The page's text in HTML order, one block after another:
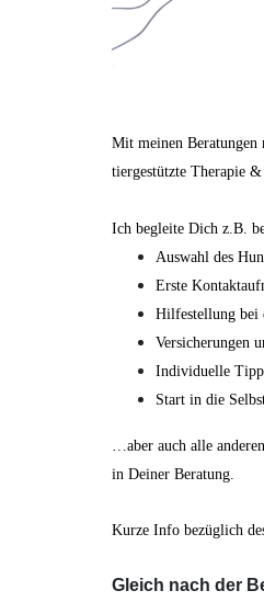
Mit meinen Beratungen
tiergestützte Therapie
Ich begleite Dich z.B.
Auswahl des
Erste
Hilfestellung bei
Versicherungen
Individuelle
Start in die
…aber auch alle
in Deiner Beratung.
Kurze Info bezüglich
Gleich nach der